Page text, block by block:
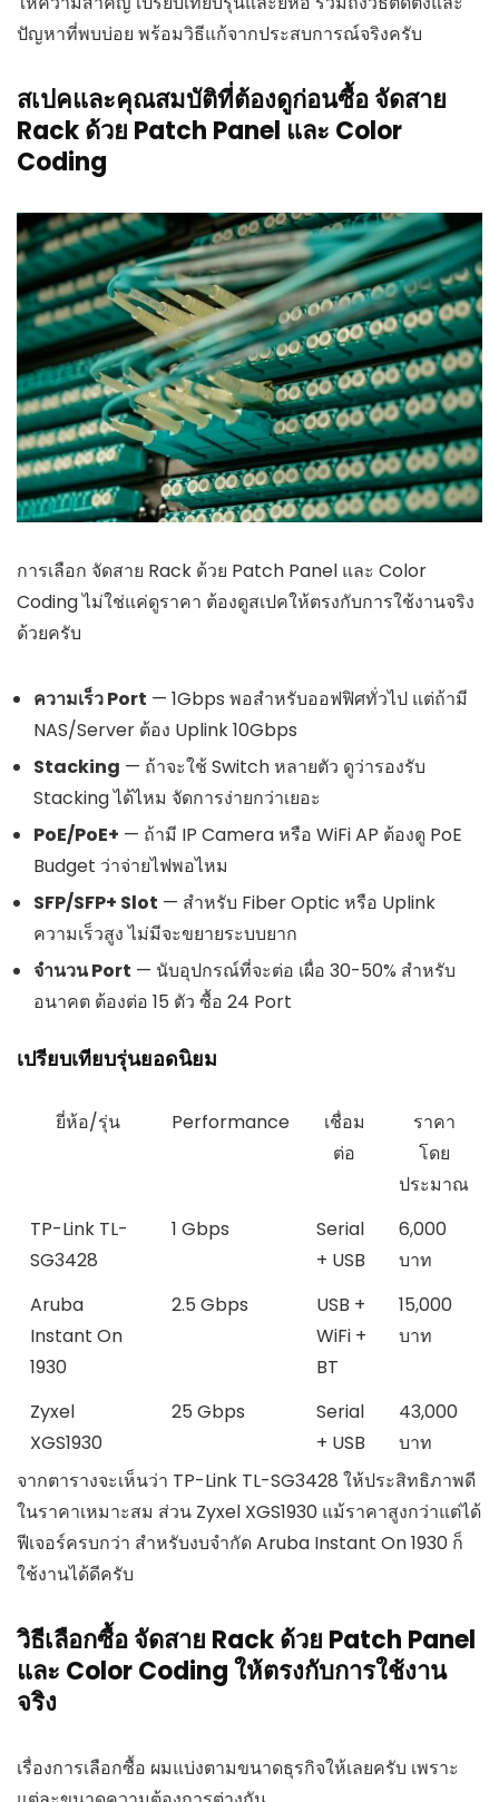
ปัญหาที่พบบ่อย พร้อมวิธีแก้จากประสบการณ์จริงครับ
สเปคและคุณสมบัติที่ต้องดูก่อนซื้อ จัดสาย
Rack ด้วย Patch Panel และ Color
Coding
การเลือก จัดสาย Rack ด้วย Patch Panel และ Color
Coding ไม่ใช่แค่ดูราคา ต้องดูสเปคให้ตรงกับการใช้งานจริง
ด้วยครับ
ความเร็ว Port — 1Gbps พอสำหรับออฟฟิศทั่วไป แต่ถ้ามี
NAS/Server ต้อง Uplink 10Gbps
Stacking — ถ้าจะใช้ Switch หลายตัว ดูว่ารองรับ
Stacking ได้ไหม จัดการง่ายกว่าเยอะ
PoE/PoE+ — ถ้ามี IP Camera หรือ WiFi AP ต้องดู PoE
Budget ว่าจ่ายไฟพอไหม
SFP/SFP+ Slot — สำหรับ Fiber Optic หรือ Uplink
ความเร็วสูง ไม่มีจะขยายระบบยาก
จำนวน Port — นับอุปกรณ์ที่จะต่อ เผื่อ 30-50% สำหรับ
อนาคต ต้องต่อ 15 ตัว ซื้อ 24 Port
เปรียบเทียบรุ่นยอดนิยม
ยี่ห้อ/รุ่น Performance
เชื่อม
ต่อ
ราคา
โดย
ประมาณ
TP-Link TL-
SG3428
1 Gbps
Serial
+ USB
6,000
บาท
Aruba
Instant On
1930
2.5 Gbps
USB +
WiFi +
BT
15,000
บาท
Zyxel
XGS1930
25 Gbps
Serial
+ USB
43,000
บาท
จากตารางจะเห็นว่า TP-Link TL-SG3428 ให้ประสิทธิภาพดี
ในราคาเหมาะสม ส่วน Zyxel XGS1930 แม้ราคาสูงกว่าแต่ได้
ฟีเจอร์ครบกว่า สำหรับงบจำกัด Aruba Instant On 1930 ก็
ใช้งานได้ดีครับ
วิธีเลือกซื้อ จัดสาย Rack ด้วย Patch Panel
และ Color Coding ให้ตรงกับการใช้งาน
จริง
เรื่องการเลือกซื้อ ผมแบ่งตามขนาดธุรกิจให้เลยครับ เพราะ